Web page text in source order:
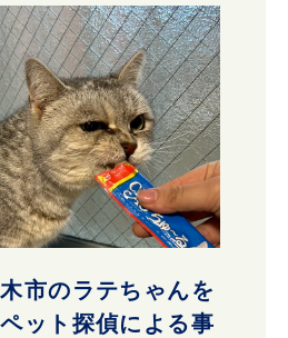
市のラテちゃんを
ット探偵による事